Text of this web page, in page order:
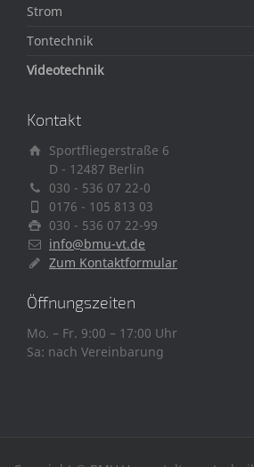
Strom
Tontechnik
Videotechnik
Kontakt
Sportfliegerstraße 6
D - 12487 Berlin
030 - 536 07 22-0
0176 - 105 813 03
030 - 536 07 22-99
info@bmu-vt.de
Zum Kontaktformular
Öffnungszeiten
Mo. – Fr. 9:00 – 17:00 Uhr
Sa: nach Vereinbarung